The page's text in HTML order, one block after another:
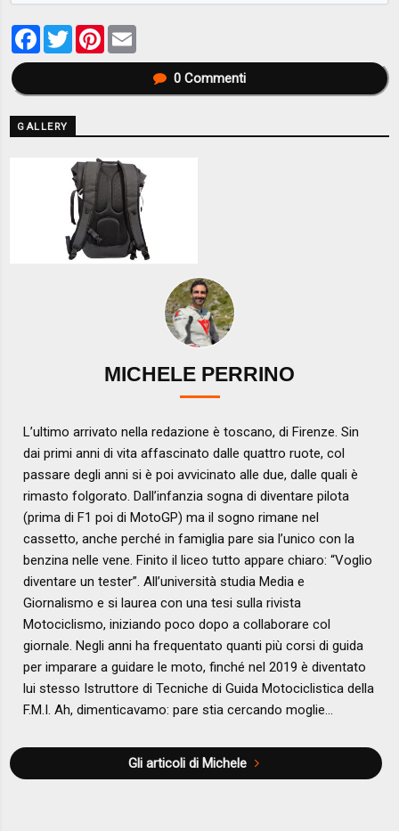
Facebook
TwitterPinterest
0Commenti
GALLERY
MICHELE PERRINO
L’ultimo arrivato nella redazione è toscano, di Firenze. Sin
dai primi anni di vita affascinato dalle quattro ruote, col
passare degli anni si è poi avvicinato alle due, dalle quali è
rimasto folgorato. Dall’infanzia sogna di diventare pilota
(prima di F1 poi di MotoGP) ma il sogno rimane nel
cassetto, anche perché in famiglia pare sia l’unico con la
benzina nelle vene. Finito il liceo tutto appare chiaro: “Voglio
diventare un tester”. All’università studia Media e
Giornalismo e si laurea con una tesi sulla rivista
Motociclismo, iniziando poco dopo a collaborare col
giornale. Negli anni ha frequentato quanti più corsi di guida
per imparare a guidare le moto, finché nel 2019 è diventato
lui stesso Istruttore di Tecniche di Guida Motociclistica della
F.M.I. Ah, dimenticavamo: pare stia cercando moglie…
Gli articoli di Michele